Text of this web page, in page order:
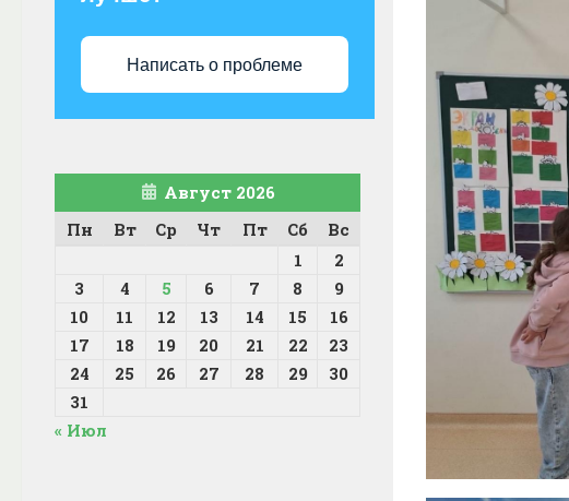
Написать о проблеме
Август 2026
Пн
Вт Ср Чт Пт Сб
Вс
1
2
3
4 5 6 7 8
9
10
11 12 13 14 15
16
17
18 19 20 21 22
23
24
25 26 27 28 29
30
31
« Июл